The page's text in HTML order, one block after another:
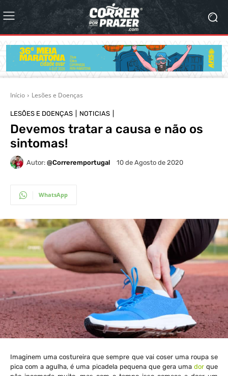
Início Lesões e Doenças
LESÕES E DOENÇAS NOTICIAS
Devemos tratar a causa e não os
sintomas!
Autor: @correremportugal 10 de Agosto de 2020
WhatsApp
Imaginem uma costureira que sempre que vai coser uma roupa se
pica com a agulha, é uma picadela pequena que gera uma dorque